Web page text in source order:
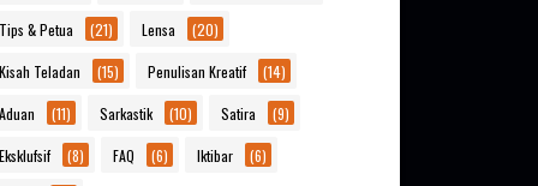
Tips & Petua (21) Lensa (20)
Kisah Teladan (15) Penulisan Kreatif (14)
Aduan (11) Sarkastik (10) Satira (9)
Eksklufsif (8) FAQ (6) Iktibar (6)